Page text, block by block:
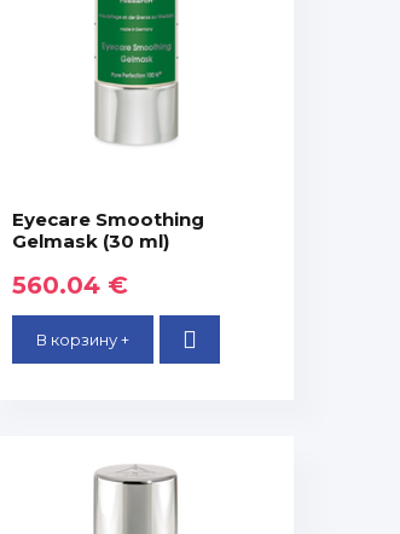
Eyecare Smoothing
Gelmask (30 ml)
560.04 €
В корзину +